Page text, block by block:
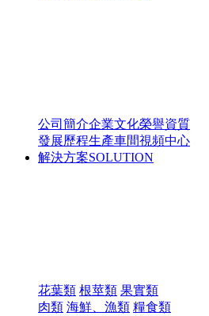
公司簡介企業文化榮譽資質
發展歷程生產車間視頻中心
解決方案SOLUTION
花葉類 根莖類 果實類
肉類 海鮮、漁類 糧食類